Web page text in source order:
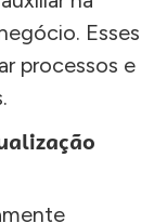
Esses
processos e